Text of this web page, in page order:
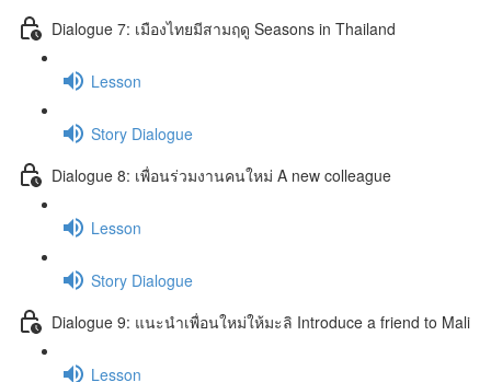
Dialogue 7: เมืองไทยมีสามฤดู Seasons in Thailand
Lesson
Story Dialogue
Dialogue 8: เพื่อนร่วมงานคนใหม่ A new colleague
Lesson
Story Dialogue
Dialogue 9: แนะนำเพื่อนใหม่ให้มะลิ Introduce a friend to Mali
Lesson